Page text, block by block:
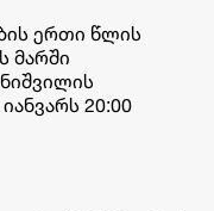
ერთი წლის
მარში
20:00